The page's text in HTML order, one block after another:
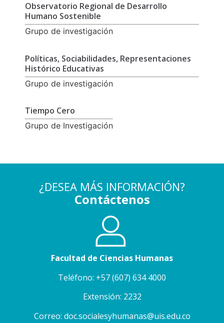
Observatorio Regional de Desarrollo
Humano Sostenible
Grupo de investigación
Políticas, Sociabilidades, Representaciones
Histórico Educativas
Grupo de investigación
Tiempo Cero
Grupo de Investigación
¿DESEA MÁS INFORMACIÓN?
Contáctenos
Facultad de Ciencias Humanas
Teléfono: +57 (607) 634 4000
Extensión: 2232
Correo: doc.socialesyhumanas@uis.edu.co